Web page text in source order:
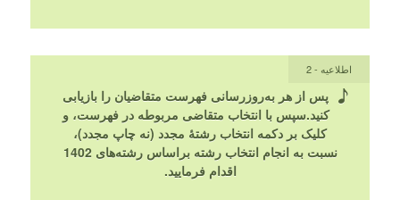
اطلاعیه - 2
پس از هر به‌روزرسانی فهرست متقاضیان را بازیابی
کنید.سپس با انتخاب متقاضی مربوطه در فهرست، و
کلیک بر دکمه انتخاب رشتۀ مجدد (نه چاپ مجدد)،
نسبت به انجام انتخاب رشته براساس رشته‌های 1402
اقدام فرمایید.